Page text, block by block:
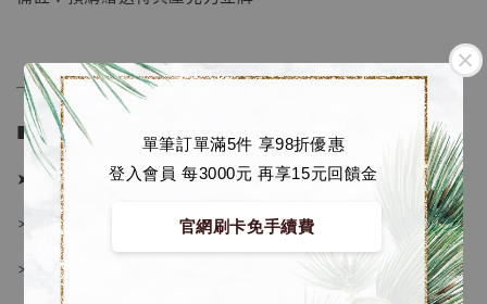
單筆訂單滿5件 享98折優惠
登入會員 每3000元 再享15元回饋金
官網刷卡免手續費
加購優惠【海賊王 布魯克達摩 [7STARS Studio]】
──────────────
■ 販售資訊 (NT$)：
➤ 價格 2880元 (訂金1380)
＊ 國際運費另計
＊ 刷卡免手續費